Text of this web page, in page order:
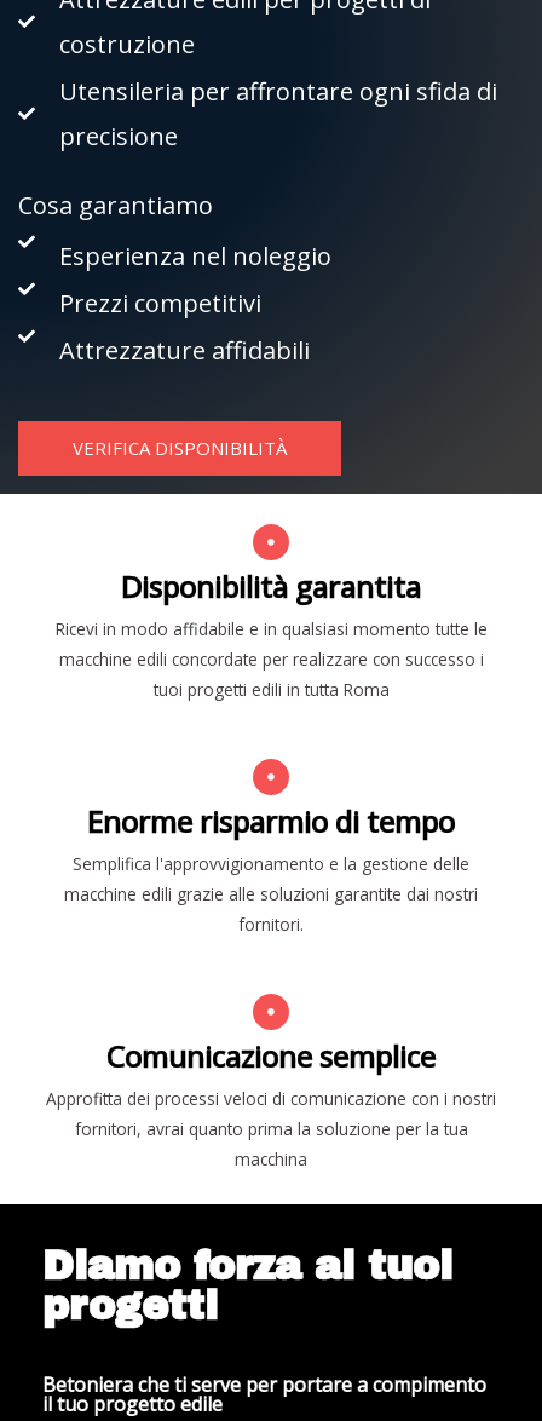
costruzione
Utensileria per affrontare ogni sfida di
precisione
Cosa garantiamo
Esperienza nel noleggio
Prezzi competitivi
Attrezzature affidabili
VERIFICA DISPONIBILITÀ
Disponibilità garantita
Ricevi in modo affidabile e in qualsiasi momento tutte le
macchine edili concordate per realizzare con successo i
tuoi progetti edili in tutta Roma
Enorme risparmio di tempo
Semplifica l'approvvigionamento e la gestione delle
macchine edili grazie alle soluzioni garantite dai nostri
fornitori.
Comunicazione semplice
Approfitta dei processi veloci di comunicazione con i nostri
fornitori, avrai quanto prima la soluzione per la tua
macchina
Diamo forza ai tuoi
progetti
Betoniera che ti serve per portare a compimento
il tuo progetto edile